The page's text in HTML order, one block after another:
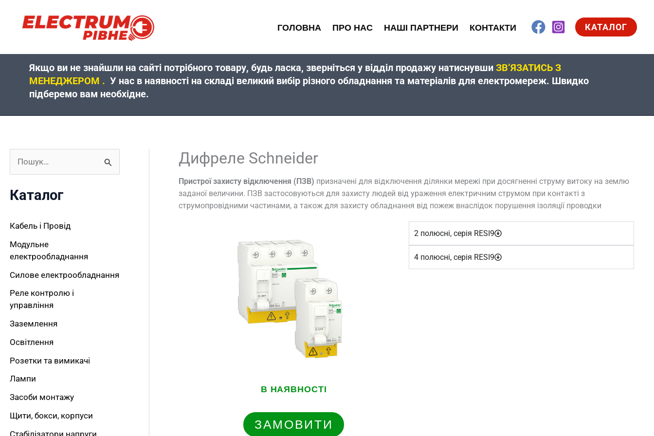
ГОЛОВНА ПРО НАС НАШІ ПАРТНЕРИ КОНТАКТИ КАТАЛОГ
Якщо ви не знайшли на сайті потрібного товару, будь ласка, зверніться у відділ продажу натиснувши ЗВ’ЯЗАТИСЬ З
МЕНЕДЖЕРОМ . У нас в наявності на складі великий вибір різного обладнання та матеріалів для електромереж. Швидко
підберемо вам необхідне.
к
т
и
Каталог
Кабель і Провід
Модульне
електрообладнання
Силове електрообладнання
Реле контролю і
управління
Заземлення
Освітлення
Розетки та вимикачі
Лампи
Засоби монтажу
Щити, бокси, корпуси
Стабілізатори напруги
Дифреле Schneider
Пристрої захисту відключення (ПЗВ) призначені для відключення ділянки мережі при досягненні струму витоку на землю
заданої величини. ПЗВ застосовуються для захисту людей від ураження електричним струмом при контакті з
струмопровідними частинами, а також для захисту обладнання від пожеж внаслідок порушення ізоляції проводки
В НАЯВНОСТІ
ЗАМОВИТИ
2 полюсні, серія RESI9
4 полюсні, серія RESI9